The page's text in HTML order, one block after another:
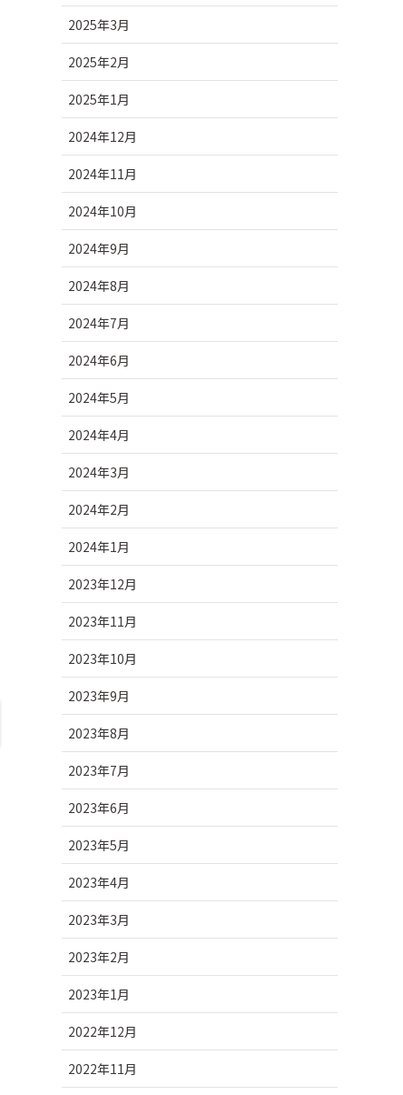
2025年3月
2025年2月
2025年1月
2024年12月
2024年11月
2024年10月
2024年9月
2024年8月
2024年7月
2024年6月
2024年5月
2024年4月
2024年3月
2024年2月
2024年1月
2023年12月
2023年11月
2023年10月
2023年9月
2023年8月
2023年7月
2023年6月
2023年5月
2023年4月
2023年3月
2023年2月
2023年1月
2022年12月
2022年11月